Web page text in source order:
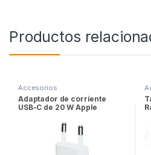
Productos
Accesorios
Adaptador de corriente
USB-C de 20 W Apple